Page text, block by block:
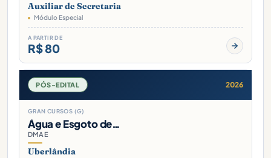
Auxiliar de Secretaria
Módulo Especial
A PARTIR DE
R$ 80
PÓS-EDITAL 2026
GRAN CURSOS (G)
Água e Esgoto de…
DMAE
Uberlândia